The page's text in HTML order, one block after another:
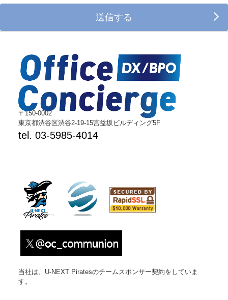
個人情報の取扱いにつきましては、お客様へのサービス向上と
業務の適正化などを行うためお預かりしました情報の業務委託
を行う場合があります。 委託を行う場合は個人情報保護の管
理基準を十分満たしている委託先を選定し必要な契約などを取
り交わした上安全レベルの管理向上に勤めます。
（個人情報提供の任意性について）
（開示対象個人情報について）
個人情報を提供されたお客様は、該当情報に関して「利用目的
の拒否」を要求する権利を有しております。
《個人情報相談窓口》
〒150-0002
東京都渋谷区渋谷2-19-15宮益坂ビルディング5F
tel. 03-5985-4014
当社は、U-NEXT Piratesのチームスポンサー契約をしていま
す。